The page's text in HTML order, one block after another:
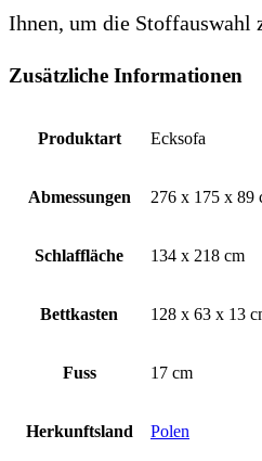
Ihnen, um die Stoffauswahl
Zusätzliche Informationen
Produktart Ecksofa
Abmessungen 276 x 175 x 89
Schlaffläche 134 x 218 cm
Bettkasten 128 x 63 x 13
Fuss 17 cm
Herkunftsland Polen